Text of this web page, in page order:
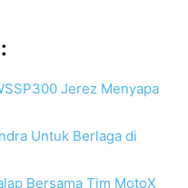
Jerez Menyapa
Untuk Berlaga di
Bersama Tim MotoX